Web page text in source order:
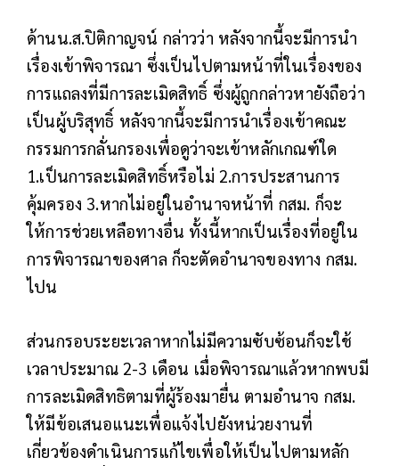
ด้านน.ส.ปิติกาญจน์ กล่าวว่า หลังจากนี้จะมีการนำ
เรื่องเข้าพิจารณา ซึ่งเป็นไปตามหน้าที่ในเรื่องของ
การแถลงที่มีการละเมิดสิทธิ์ ซึ่งผู้ถูกกล่าวหายังถือว่า
เป็นผู้บริสุทธิ์ หลังจากนี้จะมีการนำเรื่องเข้าคณะ
กรรมการกลั่นกรองเพื่อดูว่าจะเข้าหลักเกณฑ์ใด
1.เป็นการละเมิดสิทธิ์หรือไม่ 2.การประสานการ
คุ้มครอง 3.หากไม่อยู่ในอำนาจหน้าที่ กสม. ก็จะ
ให้การช่วยเหลือทางอื่น ทั้งนี้หากเป็นเรื่องที่อยู่ใน
การพิจารณาของศาล ก็จะตัดอำนาจของทาง กสม.
ไปน
ส่วนกรอบระยะเวลาหากไม่มีความซับซ้อนก็จะใช้
เวลาประมาณ 2-3 เดือน เมื่อพิจารณาแล้วหากพบมี
การละเมิดสิทธิตามที่ผู้ร้องมายื่น ตามอำนาจ กสม.
ให้มีข้อเสนอแนะเพื่อแจ้งไปยังหน่วยงานที่
เกี่ยวข้องดำเนินการแก้ไขเพื่อให้เป็นไปตามหลัก